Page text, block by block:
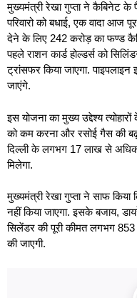
मुख्यमंत्री रेखा गुप्ता ने कैबिनेट के
परिवारो को बधाई, एक वादा आज
देने के लिए 242 करोड़ का फण्ड
पहले राशन कार्ड होल्डर्स को
ट्रांसफर किया जाएगा.
जाएंगे.
इस योजना का मुख्य उद्देश्य
को कम करना और रसोई गैस की
दिल्ली के लगभग 17 लाख से अधिक
मिलेगा.
मुख्यमंत्री रेखा गुप्ता ने साफ किया
नहीं किया जाएगा. इसके बजाय,
सिलेंडर की पूरी कीमत लगभग
की जाएगी.